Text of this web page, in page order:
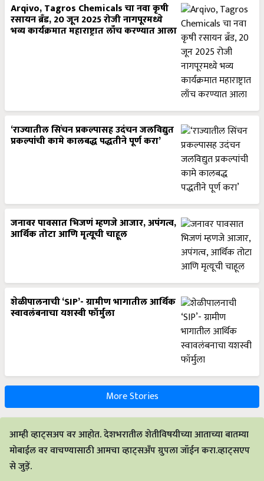
Arqivo, Tagros Chemicals चा नवा कृषी
रसायन ब्रँड, 20 जून 2025 रोजी नागपूरमध्ये
भव्य कार्यक्रमात महाराष्ट्रात लाँच करण्यात आला
‘राज्यातील सिंचन प्रकल्पासह उदंचन जलविद्युत
प्रकल्पांची कामे कालबद्ध पद्धतीने पूर्ण करा’
जनावर पावसात भिजणं म्हणजे आजार, अपंगत्व,
आर्थिक तोटा आणि मृत्यूची चाहूल
शेळीपालनाची ‘SIP’- ग्रामीण भागातील आर्थिक
स्वावलंबनाचा यशस्वी फॉर्मुला
More Stories
आम्ही व्हाट्सअप वर आहोत. देशभरातील शेतीविषयीच्या आताच्या बातम्या
मोबाईल वर वाचण्यासाठी आमचा व्हाट्सअँप ग्रुपला जॉईन करा.व्हाट्सएप
से जुड़ें.